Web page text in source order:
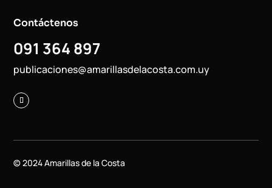
Contáctenos
091 364 897
publicaciones@amarillasdelacosta.com.uy
© 2024 Amarillas de la Costa